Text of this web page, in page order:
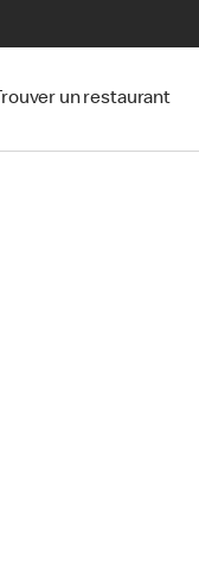
un restaurant